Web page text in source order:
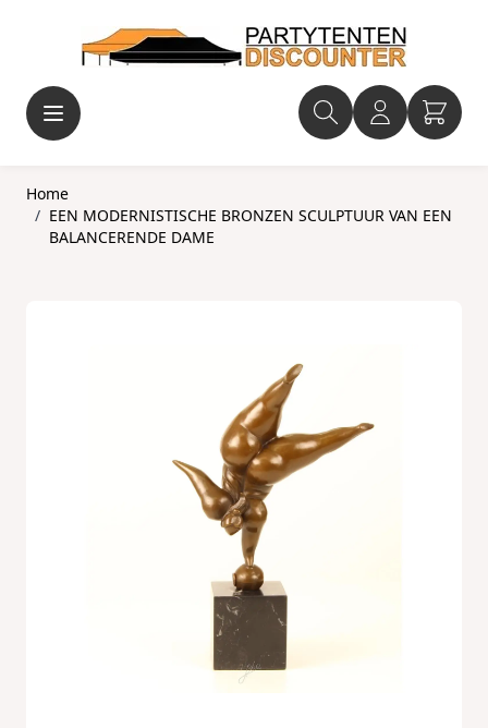
Home
/ EEN MODERNISTISCHE BRONZEN SCULPTUUR VAN EEN
BALANCERENDE DAME